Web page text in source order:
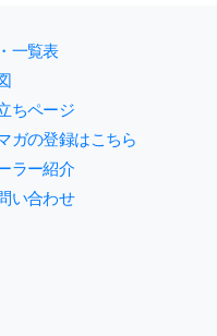
一覧表
ちページ
ガの登録はこちら
ラー紹介
い合わせ